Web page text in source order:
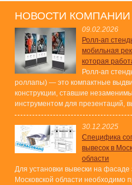
НОВОСТИ КОМПАНИИ
09.02.2026
Ролл-ап
мобильная
которая
Ролл-ап
роллапы) — это компактные
конструкции, ставшие
инструментом для презентаций,
30.12.2025
Специфика
вывесок в
области
Для установки вывески на фасаде
Московской области необходимо